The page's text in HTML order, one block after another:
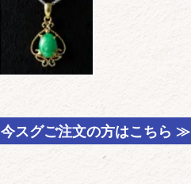
今スグご注文の方はこちら ≫